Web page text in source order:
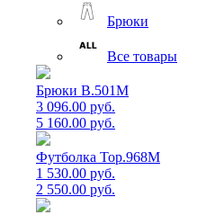
Брюки
Все товары
Брюки B.501M
3 096.00 руб.
5 160.00 руб.
Футболка Top.968M
1 530.00 руб.
2 550.00 руб.